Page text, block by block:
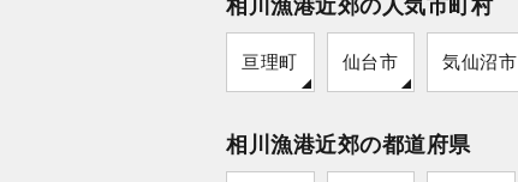
相川漁港近郊の人気市町村
亘理町 仙台市 気仙沼市
相川漁港近郊の都道府県